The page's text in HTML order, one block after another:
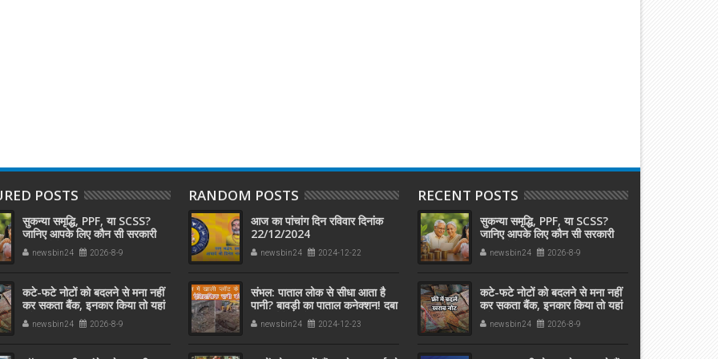
POSTS
सुकन्या समृद्धि, PPF, या SCSS?
जानिए आपके लिए कौन सी सरकारी
स्कीम है बेस्ट
newsbin24 2026-8-9
कटे-फटे नोटों को बदलने से मना नहीं
कर सकता बैंक, इनकार किया तो यहां
करें शिकायत
newsbin24 2026-8-9
RANDOM POSTS
आज का पांचांग दिन रविवार दिनांक
22/12/2024
newsbin24 2024-12-22
संभल: पाताल लोक से सीधा आता है
पानी? बावड़ी का पाताल कनेक्शन! दबा
था फर्श के नीचे
newsbin24 2024-12-23
RECENT POSTS
सुकन्या समृद्धि, PPF, या SCSS?
जानिए आपके लिए कौन सी सरकारी
स्कीम है बेस्ट
newsbin24 2026-8-9
कटे-फटे नोटों को बदलने से मना नहीं
कर सकता बैंक, इनकार किया तो यहां
करें शिकायत
newsbin24 2026-8-9